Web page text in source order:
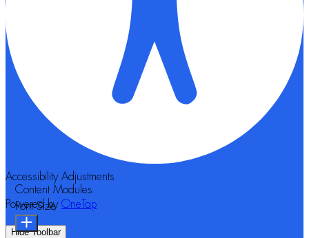
Accessibility Adjustments
Powered by OneTap
Hide Toolbar
Content Modules
Font Size